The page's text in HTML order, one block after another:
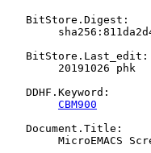
   BitStore.Digest:
   BitStore.Last_edit:
   DDHF.Keyword:
CBM900
   Document.Title: